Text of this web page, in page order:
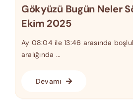
Gökyüzü Bugün Neler
Ekim 2025
Ay 08:04 ile 13:46 arasında
aralığında ...
Devamı